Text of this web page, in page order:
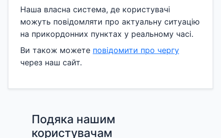
Наша власна система, де користувачі
можуть повідомляти про актуальну ситуацію
на прикордонних пунктах у реальному часі.
Ви також можете повідомити про чергу
через наш сайт.
Подяка нашим
користувачам